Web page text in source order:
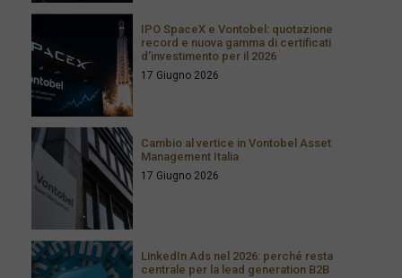
IPO SpaceX e Vontobel: quotazione
record e nuova gamma di certificati
d’investimento per il 2026
17 Giugno 2026
Cambio al vertice in Vontobel Asset
Management Italia
17 Giugno 2026
LinkedIn Ads nel 2026: perché resta
centrale per la lead generation B2B